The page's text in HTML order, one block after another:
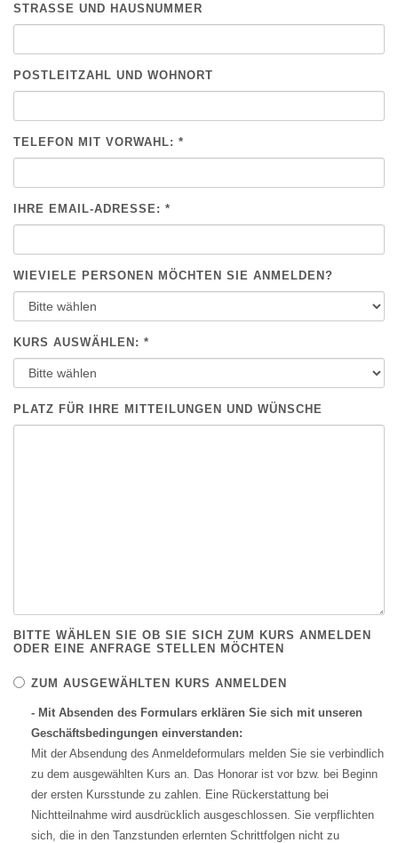
STRASSE UND HAUSNUMMER
POSTLEITZAHL UND WOHNORT
TELEFON MIT VORWAHL: *
IHRE EMAIL-ADRESSE: *
WIEVIELE PERSONEN MÖCHTEN SIE ANMELDEN?
KURS AUSWÄHLEN: *
PLATZ FÜR IHRE MITTEILUNGEN UND WÜNSCHE
BITTE WÄHLEN SIE OB SIE SICH ZUM KURS ANMELDEN
ODER EINE ANFRAGE STELLEN MÖCHTEN
ZUM AUSGEWÄHLTEN KURS ANMELDEN
- Mit Absenden des Formulars erklären Sie sich mit unseren
Geschäftsbedingungen einverstanden:
Mit der Absendung des Anmeldeformulars melden Sie sie verbindlich
zu dem ausgewählten Kurs an. Das Honorar ist vor bzw. bei Beginn
der ersten Kursstunde zu zahlen. Eine Rückerstattung bei
Nichtteilnahme wird ausdrücklich ausgeschlossen. Sie verpflichten
sich, die in den Tanzstunden erlernten Schrittfolgen nicht zu